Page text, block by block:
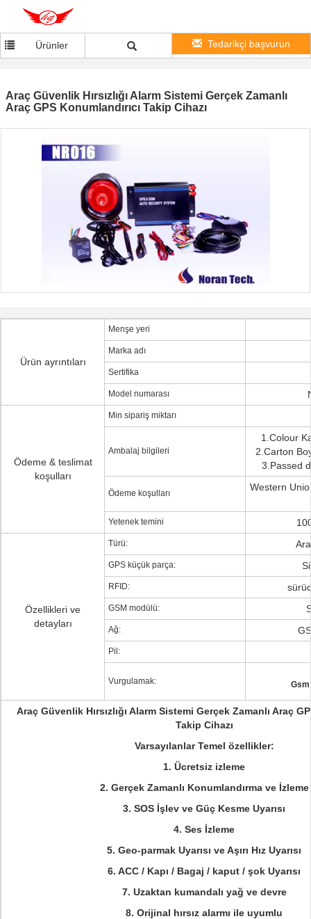
Ürünler Tedarikçi başvurun
Araç Güvenlik Hırsızlığı Alarm Sistemi Gerçek Zamanlı
Araç GPS Konumlandırıcı Takip Cihazı
Ürün ayrıntıları
Menşe yeri
Marka adı
Sertifika
Model numarası
Ödeme & teslimat
koşulları
Min sipariş miktarı
Ambalaj bilgileri
1.Colour
2.Carton
3.Passed
Ödeme koşulları
Western
Yetenek temini
Özellikleri ve
detayları
Türü:
GPS küçük parça:
RFID:
GSM modülü:
Ağ:
Pil:
Vurgulamak:
Araç Güvenlik Hırsızlığı Alarm Sistemi Gerçek Zamanlı Araç
Takip Cihazı
Varsayılanlar Temel özellikler:
1. Ücretsiz izleme
2. Gerçek Zamanlı Konumlandırma ve İzleme
3. SOS İşlev ve Güç Kesme Uyarısı
4. Ses İzleme
5. Geo-parmak Uyarısı ve Aşırı Hız Uyarısı
6. ACC / Kapı / Bagaj / kaput / şok Uyarısı
7. Uzaktan kumandalı yağ ve devre
8. Orijinal hırsız alarmı ile uyumlu